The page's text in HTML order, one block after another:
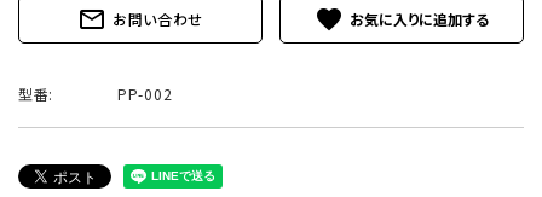
mail_outline お問い合わせ favorite
型番: PP-002